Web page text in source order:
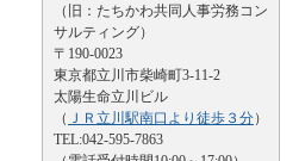
（旧：たちかわ共同人事労務コン
サルティング）
〒190-0023
東京都立川市柴崎町3-11-2
太陽生命立川ビル
（ ＪＲ立川駅南口より徒歩３分）
TEL:042-595-7863